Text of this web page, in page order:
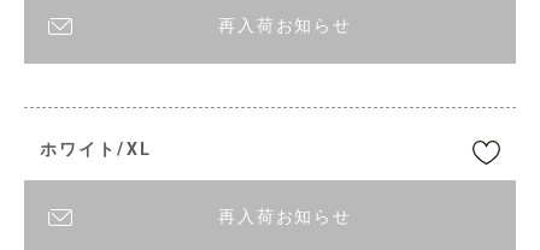
再入荷お知らせ
ホワイト/XL
再入荷お知らせ